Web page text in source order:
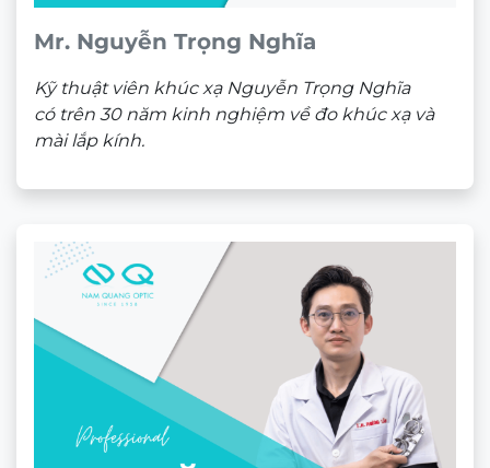
Mr. Nguyễn Trọng Nghĩa
Kỹ thuật viên khúc xạ Nguyễn Trọng Nghĩa
có trên 30 năm kinh nghiệm về đo khúc xạ và
mài lắp kính.